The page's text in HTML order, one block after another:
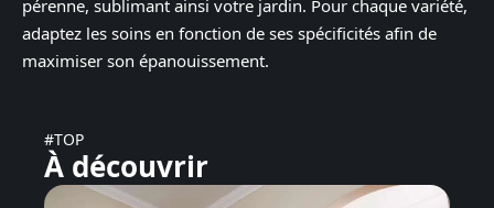
pérenne, sublimant ainsi votre jardin. Pour chaque variété,
adaptez les soins en fonction de ses spécificités afin de
maximiser son épanouissement.
#TOP
À découvrir